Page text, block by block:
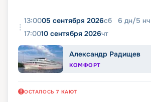
13:0005 сентября 2026сб 6 дн/5 нч
17:0010 сентября 2026чт
Александр Радищев
КОМФОРТ
ОСТАЛОСЬ 7 КАЮТ